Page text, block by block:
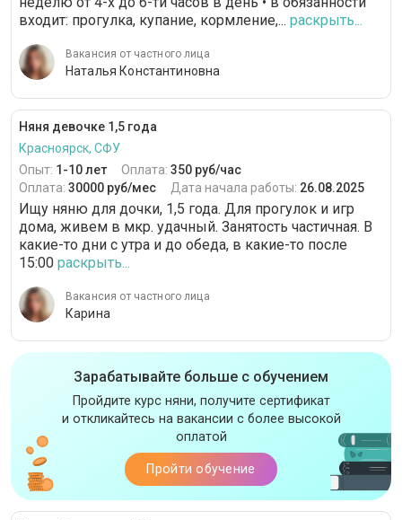
входит: прогулка, купание, кормление,... раскрыть...
Вакансия от частного лица
Наталья Константиновна
Няня девочке 1,5 года
Красноярск, СФУ
Опыт: 1-10 лет Оплата: 350 руб/час
Оплата: 30000 руб/мес Дата начала работы: 26.08.2025
Ищу няню для дочки, 1,5 года. Для прогулок и игр
дома, живем в мкр. удачный. Занятость частичная. В
какие-то дни с утра и до обеда, в какие-то после
15:00 раскрыть...
Вакансия от частного лица
Карина
Зарабатывайте больше с обучением
Пройдите курс няни, получите сертификат
и откликайтесь на вакансии с более высокой
оплатой
Пройти обучение